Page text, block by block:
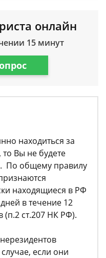
онлайн
15 минут
находиться за
Вы не будете
По общему правилу
находящиеся в РФ
в течение 12
(п.2 ст.207 НК РФ).
если они